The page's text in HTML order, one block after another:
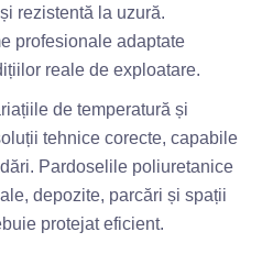
rezistentă la uzură.
profesionale adaptate
reale de exploatare.
de temperatură și
tehnice corecte, capabile
Pardoselile poliuretanice
depozite, parcări și spații
protejat eficient.